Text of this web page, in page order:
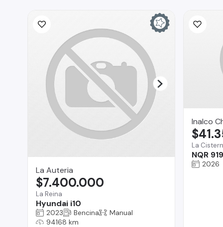
La Auteria
La Reina
Hyundai i10
$7.400.000
2023 Bencina
Manual
94168 km
Inalco
La
NQR
2026